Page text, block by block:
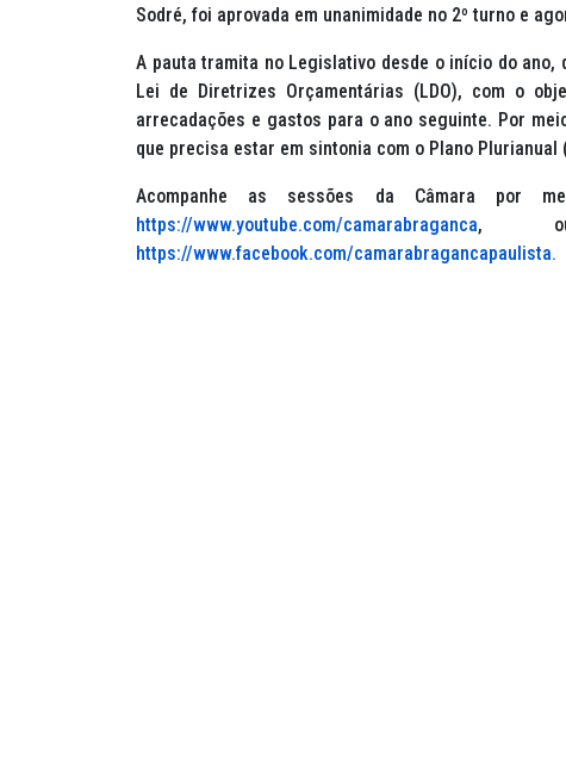
Sodré, foi aprovada em unanimidade no 2º turno e
A pauta tramita no Legislativo desde o início do
Lei de Diretrizes Orçamentárias (LDO), com o
arrecadações e gastos para o ano seguinte. Por
que precisa estar em sintonia com o Plano Plurianual
Acompanhe as sessões da Câmara por
https://www.youtube.com/camarabraganca, ou
https://www.facebook.com/camarabragancapaulista.